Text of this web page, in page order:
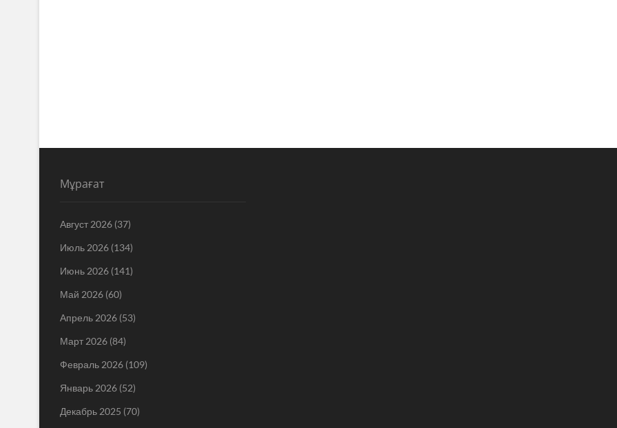
Мұрағат
Август 2026 (37)
Июль 2026 (134)
Июнь 2026 (141)
Май 2026 (60)
Апрель 2026 (53)
Март 2026 (84)
Февраль 2026 (109)
Январь 2026 (52)
Декабрь 2025 (70)